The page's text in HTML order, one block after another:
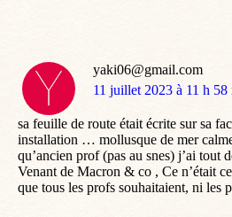
yaki06@gmail.com
dit
11 juillet 2023 à 11 h 58
sa feuille de route était écrite sur sa
installation … mollusque de mer
qu’ancien prof (pas au snes) j’ai tout
Venant de Macron & co , Ce n’était
que tous les profs souhaitaient, ni les